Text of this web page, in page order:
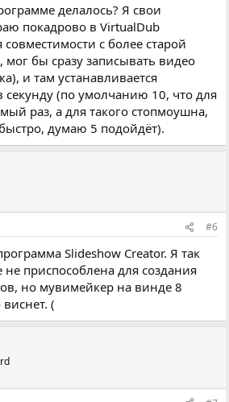
делалось? Я свои
покадрово в VirtualDub
с более старой
бы сразу записывать видео
и там устанавливается
секунду (по умолчанию 10, что для
раз, а для такого стопмоушна,
думаю 5 подойдёт).
#6
Slideshow Creator. Я так
приспособлена для создания
но мувимейкер на винде 8
(